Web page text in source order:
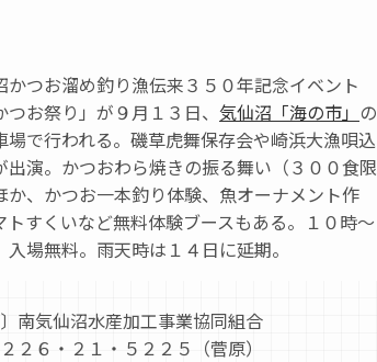
つお溜め釣り漁伝来３５０年記念イベント
つお祭り」が９月１３日、 気仙沼「海の市」 の
場で行われる。磯草虎舞保存会や崎浜大漁唄込
出演。かつおわら焼きの振る舞い（３００食限
か、かつお一本釣り体験、魚オーナメント作
トすくいなど無料体験ブースもある。１０時～
入場無料。雨天時は１４日に延期。
〕南気仙沼水産加工事業協同組合
２６・２１・５２２５（菅原）